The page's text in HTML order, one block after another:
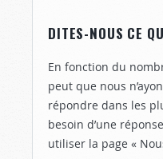
DITES-NOUS CE
En fonction du
peut que nous
répondre dans les
besoin d’une
utiliser la page «